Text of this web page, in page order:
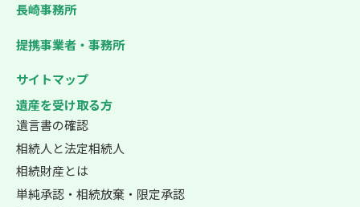
長崎事務所
提携事業者・事務所
サイトマップ
遺産を受け取る方
遺言書の確認
相続人と法定相続人
相続財産とは
単純承認・相続放棄・限定承認